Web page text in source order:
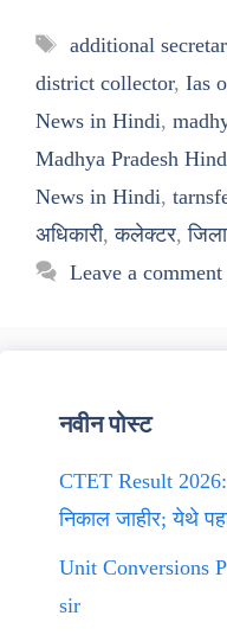
Tags
additional
district collector, Ias
News in Hindi,
Madhya Pradesh
News in Hindi,
अधिकारी,कलेक्टर,
Leave a comment
नवीन पोस्ट
CTET Result 2026:
निकाल जाहीर; येथे
Unit Conversions
sir